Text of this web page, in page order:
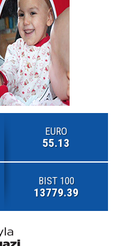
EURO
55.13
BIST 100
13779.39